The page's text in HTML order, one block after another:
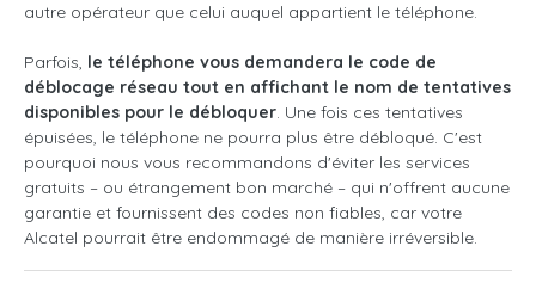
autre opérateur que celui auquel appartient le téléphone.
Parfois, le téléphone vous demandera le code de
déblocage réseau tout en affichant le nom de tentatives
disponibles pour le débloquer. Une fois ces tentatives
épuisées, le téléphone ne pourra plus être débloqué. C'est
pourquoi nous vous recommandons d'éviter les services
gratuits – ou étrangement bon marché – qui n'offrent aucune
garantie et fournissent des codes non fiables, car votre
Alcatel pourrait être endommagé de manière irréversible.